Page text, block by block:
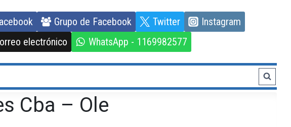
Grupo de Facebook Twitter
Instagram
electrónico
WhatsApp - 1169982577
Cba – Ole